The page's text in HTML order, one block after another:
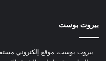
بيروت بوست
بيروت بوست، موقع إلكتروني